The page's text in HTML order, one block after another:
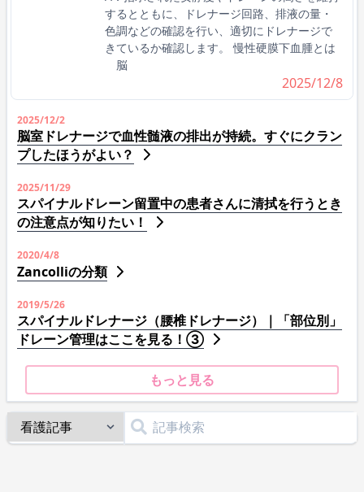
するとともに、ドレナージ回路、排液の量・
色調などの確認を行い、適切にドレナージで
きているか確認します。 慢性硬膜下血腫とは
脳
2025/12/8
2025/12/2
脳室ドレナージで血性髄液の排出が持続。すぐにクラン
プしたほうがよい？
2025/11/29
スパイナルドレーン留置中の患者さんに清拭を行うとき
の注意点が知りたい！
2020/4/8
Zancolliの分類
2019/5/26
スパイナルドレナージ（腰椎ドレナージ）｜「部位別」
ドレーン管理はここを見る！③
もっと見る